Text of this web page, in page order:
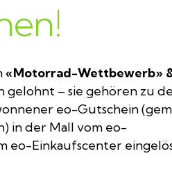
«Motorrad-Wettbewerb»
gelohnt – sie gehören zu
eo-Gutschein
in der Mall vom eo-
eo-Einkaufscenter